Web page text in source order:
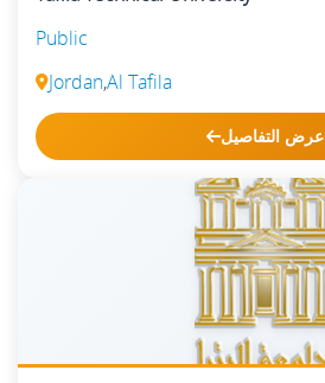
Public
Jordan,Al Tafila
عرض التفاصيل